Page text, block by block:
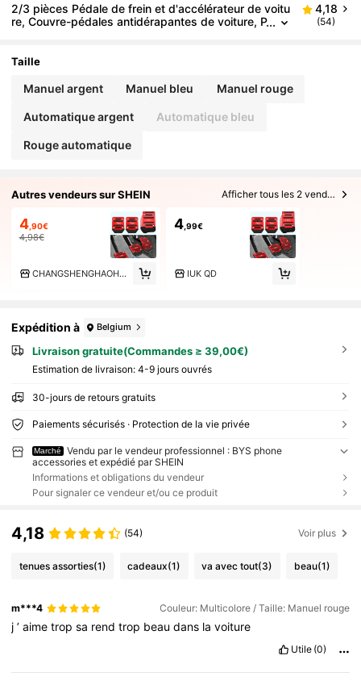
2/3 pièces Pédale de frein et d'accélérateur de voitu
re, Couvre-pédales antidérapantes de voiture, P
4,18
(54)
Taille
Manuel argent Manuel bleu Manuel rouge
Automatique argent Automatique bleu
Rouge automatique
Autres vendeurs sur SHEIN Afficher tous les 2 vendeurs
4,90€
4,98€
CHANGSHENGHAOHUO
4,99€
IUK QD
Expédition à Belgium
Livraison gratuite(Commandes ≥ 39,00€)
Estimation de livraison: 4-9 jours ouvrés
30-jours de retours gratuits
Paiements sécurisés · Protection de la vie privée
Marché
Vendu par le vendeur professionnel : BYS phone
accessories et expédié par SHEIN
Informations et obligations du vendeur
Pour signaler ce vendeur et/ou ce produit
4,18 (54) Voir plus
tenues assorties(1) cadeaux(1) va avec tout(3) beau(1)
m***4 Couleur: Multicolore / Taille: Manuel rouge
j’aimetropsa rendtrop beaudans lavoiture
Utile (0)